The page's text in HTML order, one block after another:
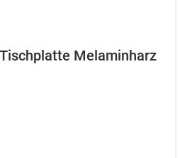
Melaminharz
von 5 von 5 Sternen